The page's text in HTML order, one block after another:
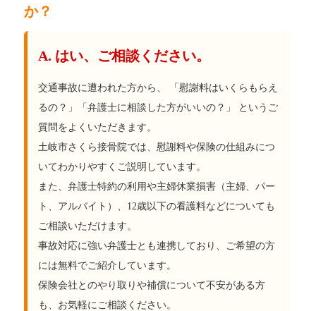
か？
A. はい、ご相談ください。
交通事故に遭われた方から、 「慰謝料はいくらもらえ
るの？」「弁護士に相談した方がいいの？」 というご
質問をよくいただきます。
土岐市さくら接骨院では、慰謝料や保険の仕組みにつ
いてわかりやすくご説明しています。
また、弁護士特約の利用や主婦休業損害（主婦、パー
ト、アルバイト）、12歳以下の看護料などについても
ご相談いただけます。
事故対応に強い弁護士とも連携しており、ご希望の方
には無料でご紹介しています。
保険会社とのやり取りや補償について不安がある方
も、お気軽にご相談ください。